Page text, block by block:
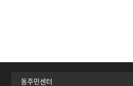
동주민센터